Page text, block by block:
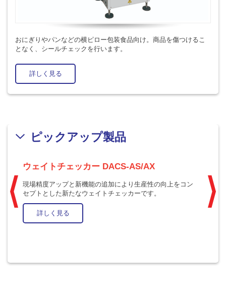
おにぎりやパンなどの横ピロー包装食品向け。商品を傷つけるこ
となく、シールチェックを行います。
詳しく見る
ピックアップ製品
ウェイトチェッカー DACS-AS/AX
現場精度アップと新機能の追加により生産性の向上をコン
セプトとした新たなウェイトチェッカーです。
詳しく見る